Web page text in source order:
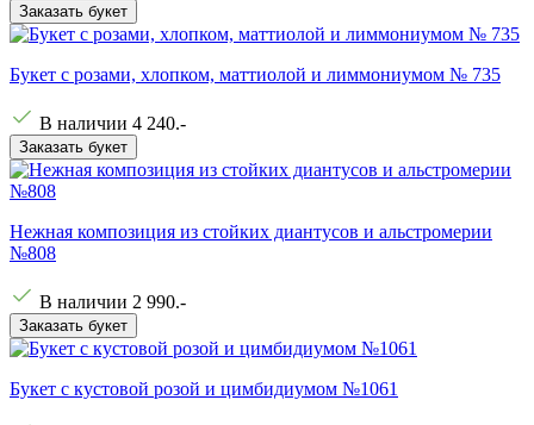
Заказать букет
Букет с розами, хлопком, маттиолой и лиммониумом № 735
В наличии 4 240.-
Заказать букет
Нежная композиция из стойких диантусов и альстромерии
№808
В наличии 2 990.-
Заказать букет
Букет с кустовой розой и цимбидиумом №1061